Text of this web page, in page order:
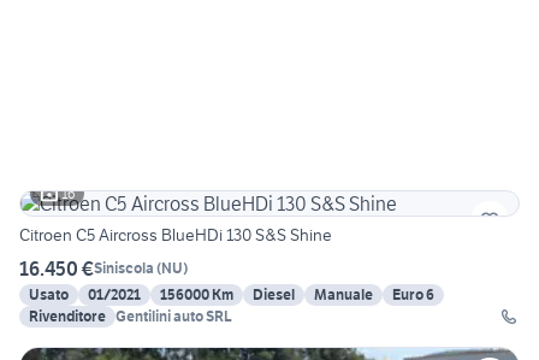
16
Citroen C5 Aircross BlueHDi 130 S&S Shine
16.450 €Siniscola (NU)
Usato
01/2021 156000 Km Diesel Manuale
Euro 6
Rivenditore Gentilini auto SRL